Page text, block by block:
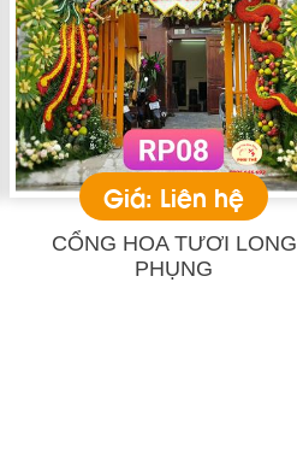
Giá: Liên hệ
CỔNG HOA TƯƠI LONG
PHỤNG